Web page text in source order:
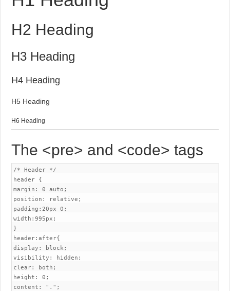
H2 Heading
H3 Heading
H4 Heading
H5 Heading
H6 Heading
The <pre> and <code> tags
/* Header */
header {
margin: 0 auto;
position: relative;
padding:20px 0;
width:995px;
}
header:after{
display: block;
visibility: hidden;
clear: both;
height: 0;
content: ".";